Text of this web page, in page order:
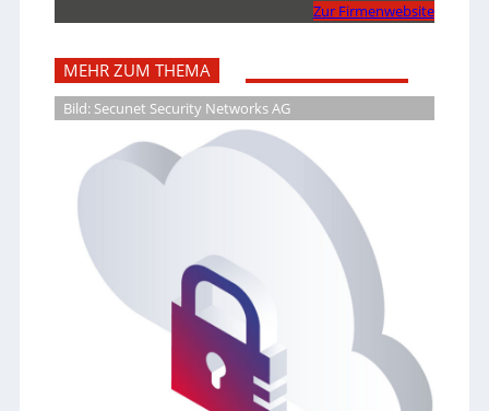
Zur Firmenwebsite
MEHR ZUM THEMA
Bild: Secunet Security Networks AG